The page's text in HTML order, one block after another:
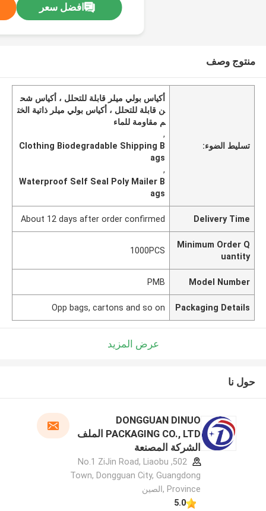
افضل سعر
منتوج وصف
تسليط الضوء:
أكياس بولي ميلر قابلة للتحلل ، أكياس شح
ن قابلة للتحلل ، أكياس بولي ميلر ذاتية الخت
م مقاومة للماء
,
Clothing Biodegradable Shipping B
ags
,
Waterproof Self Seal Poly Mailer B
ags
Delivery Time
About 12 days after order confirmed
Minimum Order Q
uantity
1000PCS
Model Number
PMB
Packaging Details
Opp bags, cartons and so on
عرض المزيد
حول نا
DONGGUAN DINUO
PACKAGING CO., LTD الملف
الشركة المصنعة
502, No.1 ZiJin Road, Liaobu
Town, Dongguan City, Guangdong
Province ,الصين
5.0